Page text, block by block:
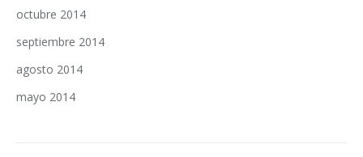
octubre 2014
septiembre 2014
agosto 2014
mayo 2014